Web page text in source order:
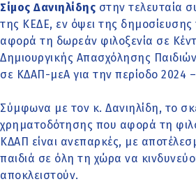
Σίμος Δανιηλίδης στην τελευταία
της ΚΕΔΕ, εν όψει της
αφορά τη δωρεάν φιλοξενία σε
Δημιουργικής Απασχόλησης
σε ΚΔΑΠ-μεΑ για την περίοδο 2024
Σύμφωνα με τον κ. Δανιηλίδη, το
χρηματοδότησης που αφορά τη
ΚΔΑΠ είναι ανεπαρκές, με
παιδιά σε όλη τη χώρα να
αποκλειστούν.